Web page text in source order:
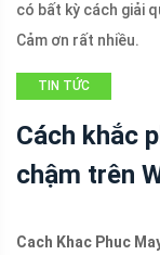
có bất kỳ cách giải
Cảm ơn rất nhiều.
TIN TỨC
Cách khắc
chậm trên
Cach Khac Phuc